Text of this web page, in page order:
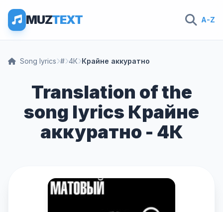
MUZTEXT A-Z
Song lyrics # 4К Крайне аккуратно
Translation of the
song lyrics Крайне
аккуратно - 4К